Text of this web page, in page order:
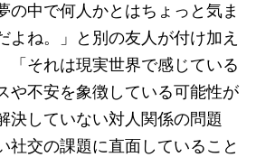
の中で何人かとはちょっと気ま
よね。」と別の友人が付け加え
「それは現実世界で感じている
や不安を象徴している可能性が
決していない対人関係の問題
社交の課題に直面していること